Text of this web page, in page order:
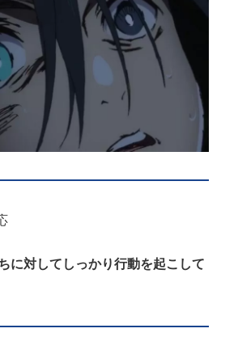
に対してしっかり行動を起こして